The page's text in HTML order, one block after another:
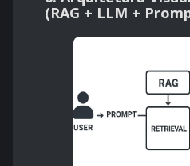
(RAG + LLM +